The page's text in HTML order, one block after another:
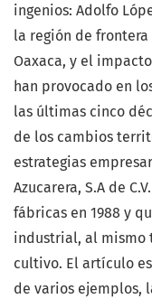
ingenios: Adolfo
la región de frontera
Oaxaca, y el
han provocado en
las últimas cinco
de los cambios
estrategias
Azucarera, S.A de
fábricas en 1988 y
industrial, al mismo
cultivo. El artículo
de varios ejemplos,